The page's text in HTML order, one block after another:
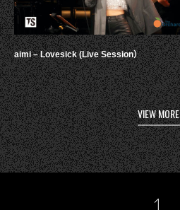
aimi – Lovesick (Live Session）
VIEW MORE